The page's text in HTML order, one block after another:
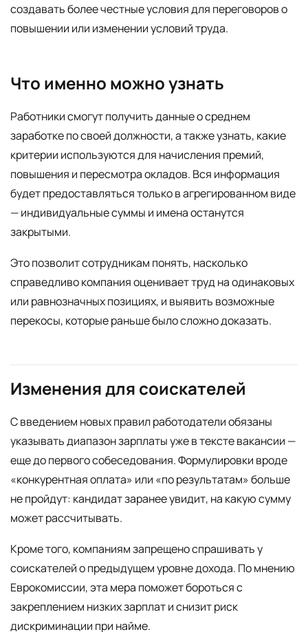
создавать более честные условия для переговоров о
повышении или изменении условий труда.
Что именно можно узнать
Работники смогут получить данные о среднем
заработке по своей должности, а также узнать, какие
критерии используются для начисления премий,
повышения и пересмотра окладов. Вся информация
будет предоставляться только в агрегированном виде
— индивидуальные суммы и имена останутся
закрытыми.
Это позволит сотрудникам понять, насколько
справедливо компания оценивает труд на одинаковых
или равнозначных позициях, и выявить возможные
перекосы, которые раньше было сложно доказать.
Изменения для соискателей
С введением новых правил работодатели обязаны
указывать диапазон зарплаты уже в тексте вакансии —
еще до первого собеседования. Формулировки вроде
«конкурентная оплата» или «по результатам» больше
не пройдут: кандидат заранее увидит, на какую сумму
может рассчитывать.
Кроме того, компаниям запрещено спрашивать у
соискателей о предыдущем уровне дохода. По мнению
Еврокомиссии, эта мера поможет бороться с
закреплением низких зарплат и снизит риск
дискриминации при найме.